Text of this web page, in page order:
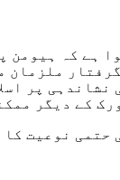
ہے کہ
کے دیگر
نوعیت